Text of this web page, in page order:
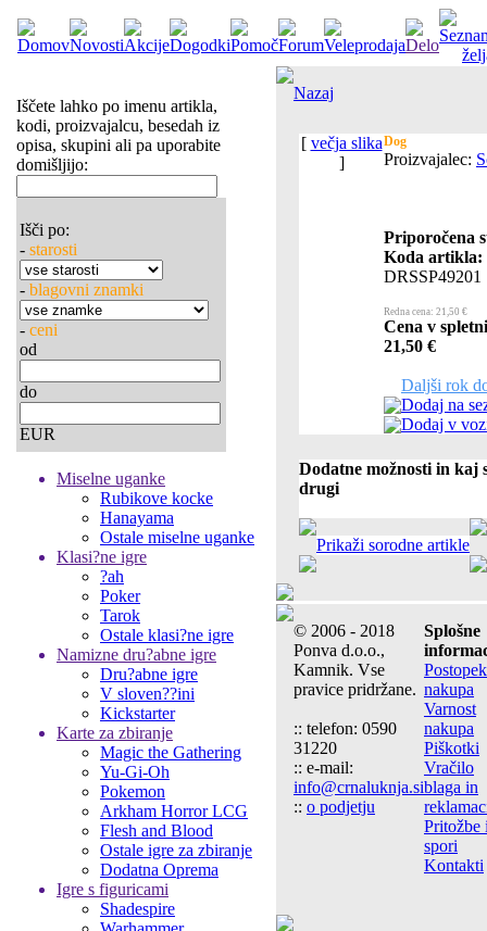
Iščete lahko po imenu artikla,
kodi, proizvajalcu, besedah iz
opisa, skupini ali pa uporabite
domišljijo:
Išči po:
- starosti
- blagovni znamki
- ceni
od
do
EUR
Miselne uganke
Rubikove kocke
Hanayama
Ostale miselne uganke
Klasi?ne igre
?ah
Poker
Tarok
Ostale klasi?ne igre
Namizne dru?abne igre
Dru?abne igre
V sloven??ini
Kickstarter
Karte za zbiranje
Magic the Gathering
Yu-Gi-Oh
Pokemon
Arkham Horror LCG
Flesh and Blood
Ostale igre za zbiranje
Dodatna Oprema
Igre s figuricami
Shadespire
Nazaj
[ večja slika
]
Dog
Proizvajalec:
Priporočena
Koda artikla:
DRSSP49201
Redna cena: 21,50 €
Cena v
21,50 €
Daljši rok
Dodaj na
Dodaj v
Dodatne možnosti in kaj
drugi
Prikaži sorodne artikle
© 2006 - 2018
Ponva d.o.o.,
Kamnik. Vse
pravice pridržane.
:: telefon: 0590
31220
:: e-mail:
info@crnaluknja.si
:: o podjetju
Splošne
Postopek
nakupa
Varnost
nakupa
Piškotki
Vračilo
blaga in
Pritožbe
spori
Kontakti